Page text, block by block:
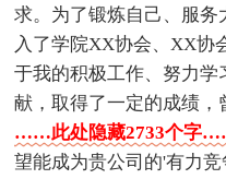
求。为了锻炼自己、服
入了学院XX协会、XX协
于我的积极工作、努力
献，取得了一定的成绩
……此处隐藏2733个字
望能成为贵公司的'有力